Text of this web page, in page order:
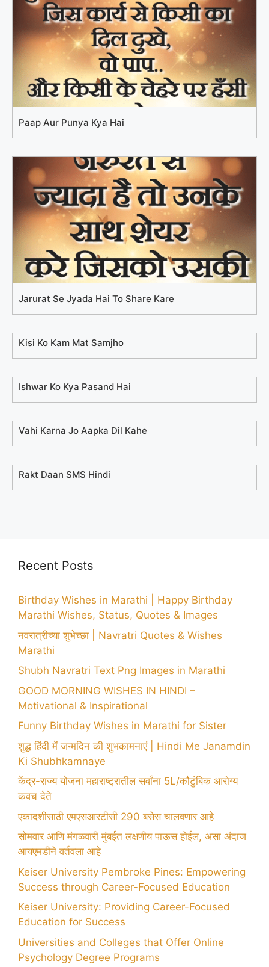
Paap Aur Punya Kya Hai
Jarurat Se Jyada Hai To Share Kare
Kisi Ko Kam Mat Samjho
Ishwar Ko Kya Pasand Hai
Vahi Karna Jo Aapka Dil Kahe
Rakt Daan SMS Hindi
Recent Posts
Birthday Wishes in Marathi | Happy Birthday
Marathi Wishes, Status, Quotes & Images
नवरात्रीच्या शुभेच्छा | Navratri Quotes & Wishes
Marathi
Shubh Navratri Text Png Images in Marathi
GOOD MORNING WISHES IN HINDI –
Motivational & Inspirational
Funny Birthday Wishes in Marathi for Sister
शुद्ध हिंदी में जन्मदिन की शुभकामनाएं | Hindi Me Janamdin
Ki Shubhkamnaye
केंद्र-राज्य योजना महाराष्ट्रातील सर्वांना 5L/कौटुंबिक आरोग्य
कवच देते
एकादशीसाठी एमएसआरटीसी 290 बसेस चालवणार आहे
सोमवार आणि मंगळवारी मुंबईत लक्षणीय पाऊस होईल, असा अंदाज
आयएमडीने वर्तवला आहे
Keiser University Pembroke Pines: Empowering
Success through Career-Focused Education
Keiser University: Providing Career-Focused
Education for Success
Universities and Colleges that Offer Online
Psychology Degree Programs